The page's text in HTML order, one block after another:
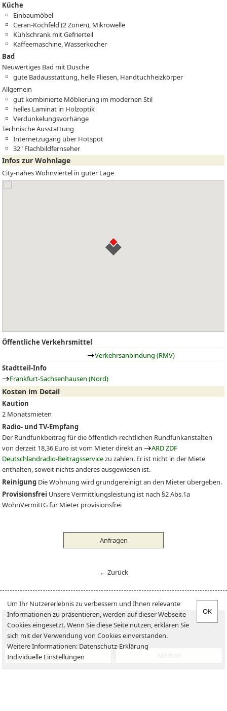
Anfragen
Küche
Einbaumöbel
Ceran-Kochfeld (2 Zonen), Mikrowelle
Kühlschrank mit Gefrierteil
Kaffeemaschine, Wasserkocher
Bad
Neuwertiges Bad mit Dusche
gute Badausstattung, helle Fliesen, Handtuchheizkörper
Allgemein
gut kombinierte Möblierung im modernen Stil
helles Laminat in Holzoptik
Verdunkelungsvorhänge
Technische Ausstattung
Internetzugang über Hotspot
32" Flachbildfernseher
Infos zur Wohnlage
City-nahes Wohnviertel in guter Lage
Öffentliche Verkehrsmittel
Verkehrsanbindung (RMV)
Stadtteil-Info
Frankfurt-Sachsenhausen (Nord)
Kosten im Detail
Kaution
2 Monatsmieten
Radio- und TV-Empfang
Der Rundfunkbeitrag für die öffentlich-rechtlichen Rundfunkanstalten
von derzeit 18,36 Euro ist vom Mieter direkt an
ARD ZDF
Deutschlandradio-Beitragsservicezu zahlen. Er ist nicht in der Miete
enthalten, soweit nichts anderes ausgewiesen ist.
Reinigung Die Wohnung wird grundgereinigt an den Mieter übergeben.
Provisionsfrei Unsere Vermittlungsleistung ist nach §2 Abs.1a
WohnVermittG für Mieter provisionsfrei
Anfragen
← Zurück
Suchen
Mieter-Info
Vermieten
Vermieter-Info
Verkaufen
Jobs
Kaufen
Um Ihr Nutzererlebnis zu verbessern und Ihnen relevante
Informationen zu präsentieren, werden auf dieser Webseite
Cookies eingesetzt. Wenn Sie diese Seite nutzen, erklären Sie
sich mit der Verwendung von Cookies einverstanden.
Weitere Informationen: Datenschutz-Erklärung
Individuelle Einstellungen